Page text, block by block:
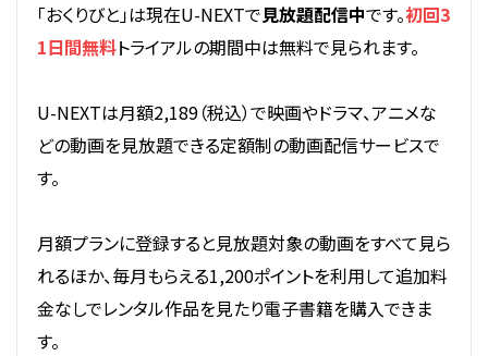
「おくりびと」は現在U-NEXTで見放題配信中です。初回3
1日間無料トライアルの期間中は無料で見られます。
U-NEXTは月額2,189（税込）で映画やドラマ、アニメな
どの動画を見放題できる定額制の動画配信サービスで
す。
月額プランに登録すると見放題対象の動画をすべて見ら
れるほか、毎月もらえる1,200ポイントを利用して追加料
金なしでレンタル作品を見たり電子書籍を購入できま
す。